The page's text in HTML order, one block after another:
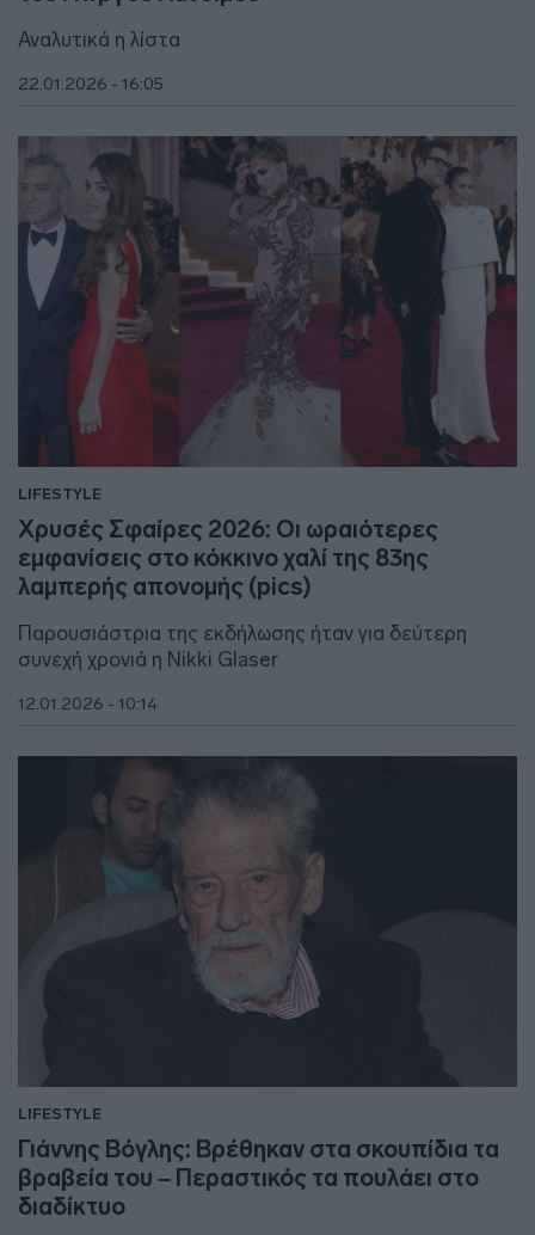
Αναλυτικά η λίστα
22.01.2026 - 16:05
LIFESTYLE
Χρυσές Σφαίρες 2026: Οι ωραιότερες
εμφανίσεις στο κόκκινο χαλί της 83ης
λαμπερής απονομής (pics)
Παρουσιάστρια της εκδήλωσης ήταν για δεύτερη
συνεχή χρονιά η Nikki Glaser
12.01.2026 - 10:14
LIFESTYLE
Γιάννης Βόγλης: Βρέθηκαν στα σκουπίδια τα
βραβεία του – Περαστικός τα πουλάει στο
διαδίκτυο